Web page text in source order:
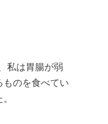
私は胃腸が弱
ものを食べてい